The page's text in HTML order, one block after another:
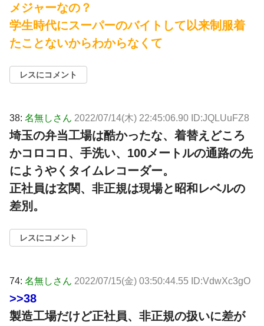
メジャーなの？
学生時代にスーパーのバイトして以来制服着
たことないからわからなくて
レスにコメント
38: 名無しさん 2022/07/14(木) 22:45:06.90 ID:JQLUuFZ8
埼玉の弁当工場は酷かったな、着替えどころ
かコロコロ、手洗い、100メートルの通路の先
にようやくタイムレコーダー。
正社員は玄関、非正規は現場と昭和レベルの
差別。
レスにコメント
74: 名無しさん 2022/07/15(金) 03:50:44.55 ID:VdwXc3gO
>>38
製造工場だけど正社員、非正規の扱いに差が